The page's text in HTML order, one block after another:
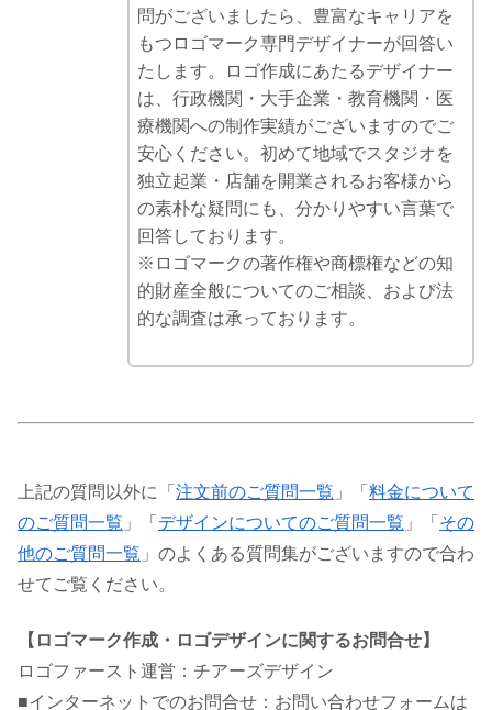
問がございましたら、豊富なキャリアを
もつロゴマーク専門デザイナーが回答い
たします。ロゴ作成にあたるデザイナー
は、行政機関・大手企業・教育機関・医
療機関への制作実績がございますのでご
安心ください。初めて地域でスタジオを
独立起業・店舗を開業されるお客様から
の素朴な疑問にも、分かりやすい言葉で
回答しております。
※ロゴマークの著作権や商標権などの知
的財産全般についてのご相談、および法
的な調査は承っております。
上記の質問以外に「 注文前のご質問一覧 」「 料金について
のご質問一覧 」「 デザインについてのご質問一覧 」「 その
他のご質問一覧 」のよくある質問集がございますので合わ
せてご覧ください。
【ロゴマーク作成・ロゴデザインに関するお問合せ】
ロゴファースト運営：チアーズデザイン
■インターネットでのお問合せ：お問い合わせフォームは